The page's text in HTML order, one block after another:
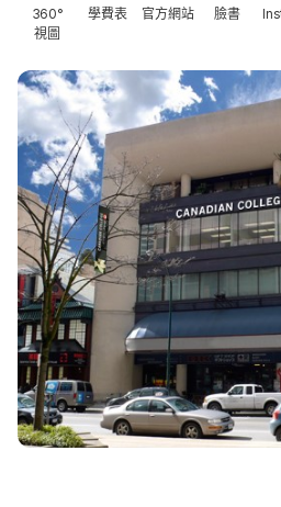
360°
視圖
學費表 官方網站 臉書